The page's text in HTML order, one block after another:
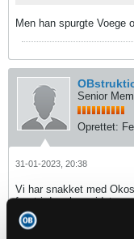
Men han spurgte Voege
Senior
Oprettet:
31-01-2023, 20:38
Vi har snakket med
først i dag, han vidste
sidste tur hjem fra